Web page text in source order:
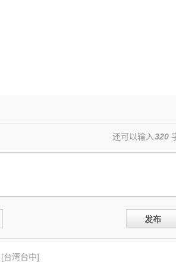
还可以输入320
发布
[台湾台中]